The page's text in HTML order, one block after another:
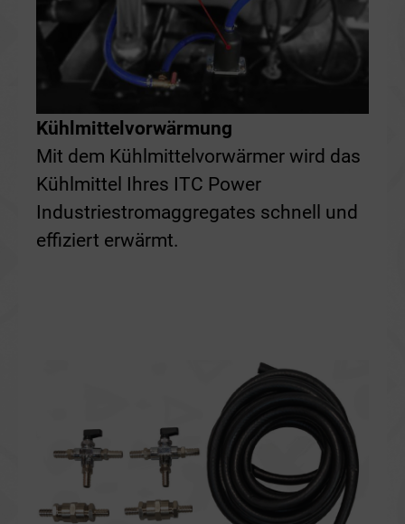
Kühlmittelvorwärmung
Mit dem Kühlmittelvorwärmer wird das
Kühlmittel Ihres ITC Power
Industriestromaggregates schnell und
effiziert erwärmt.